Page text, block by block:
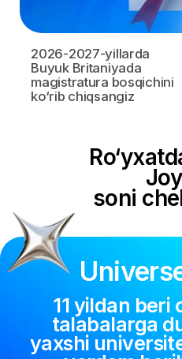
O‘zbekistondagi rasmiy vakili. 4000 dan
ortiq qabul qilingan talabalarning 11 yillik
muvaffaqiyati.
info@universegroup.uz
Toshkent shahri,
Amir Temur
ko'chasi, 107B,
Xalqaro biznes markazi
Savol-javob
Xavfsizlik
Viza yordami
24/7 kuzatuv
Ishtirok etmoq